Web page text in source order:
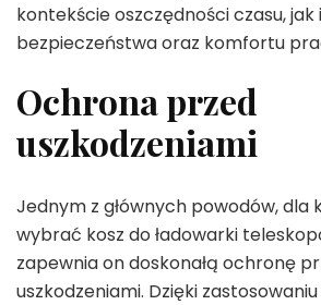
kontekście oszczędności czasu, jak
bezpieczeństwa oraz komfortu
Ochrona przed
uszkodzeniami
Jednym z głównych powodów,
wybrać kosz do ładowarki
zapewnia on doskonałą ochronę
uszkodzeniami. Dzięki